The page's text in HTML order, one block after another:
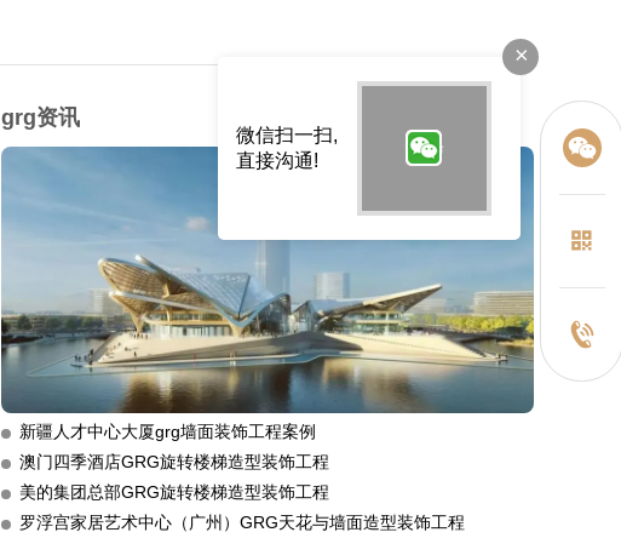
grg资讯
新疆人才中心大厦grg墙面装饰工程案例
澳门四季酒店GRG旋转楼梯造型装饰工程
美的集团总部GRG旋转楼梯造型装饰工程
罗浮宫家居艺术中心（广州）GRG天花与墙面造型装饰工程
×
微信扫一扫,
直接沟通!